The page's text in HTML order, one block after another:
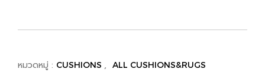
หมวดหมู่ : CUSHIONS , ALL CUSHIONS&RUGS